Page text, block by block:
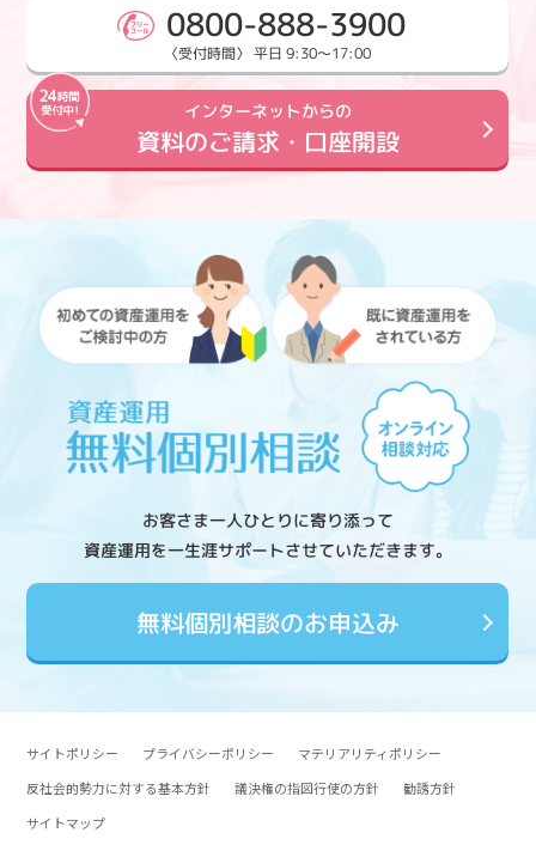
0800-888-3900
〈受付時間〉 平日 9:30～17:00
インターネットからの
資料のご請求・口座開設
お客さま一人ひとりに寄り添って
資産運用を一生涯サポートさせていただきます。
無料個別相談のお申込み
サイトポリシー プライバシーポリシー
マテリアリティポリシー
反社会的勢力に対する基本方針
議決権の指図行使の方針
勧誘方針
サイトマップ